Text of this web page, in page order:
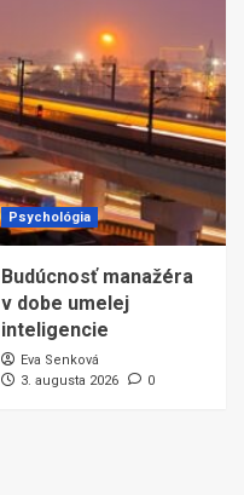
Psychológia
Budúcnosť manažéra
v dobe umelej
inteligencie
Eva Senková
3. augusta 2026
0